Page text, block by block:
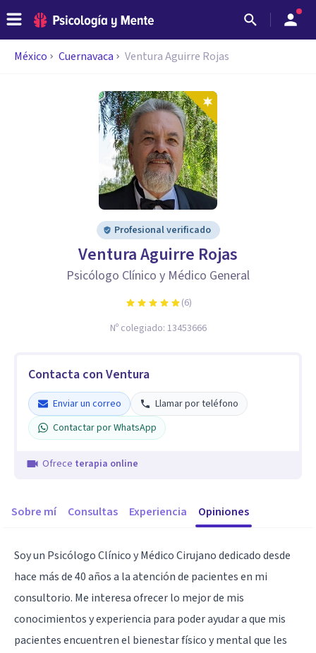
México Cuernavaca Ventura Aguirre Rojas
Profesional verificado
Ventura Aguirre Rojas
Psicólogo Clínico y Médico General
(6)
Nº colegiado: 13453666
Contacta con Ventura
Enviar un correo
Llamar por teléfono
Contactar por WhatsApp
Ofrece terapia online
Sobre mí Consultas Experiencia Opiniones
Soy un Psicólogo Clínico y Médico Cirujano dedicado desde
hace más de 40 años a la atención de pacientes en mi
consultorio. Me interesa ofrecer lo mejor de mis
conocimientos y experiencia para poder ayudar a que mis
pacientes encuentren el bienestar físico y mental que les